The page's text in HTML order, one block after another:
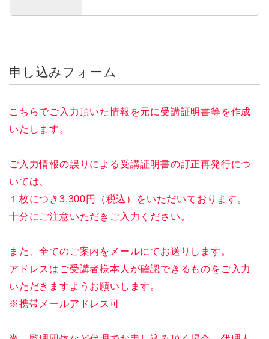
申し込みフォーム
こちらでご入力頂いた情報を元に受講証明書等を作成
いたします。
ご入力情報の誤りによる受講証明書の訂正再発行につ
いては、
１枚につき3,300円（税込）をいただいております。
十分にご注意いただきご入力ください。
また、全てのご案内をメールにてお送りします。
アドレスはご受講者様本人が確認できるものをご入力
いただきますようお願いします。
※携帯メールアドレス可